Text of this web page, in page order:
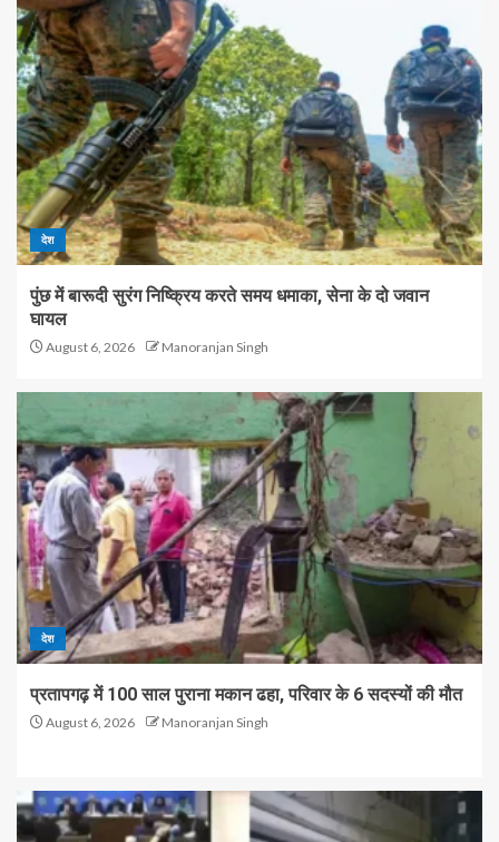
देश
पुंछ में बारूदी सुरंग निष्क्रिय करते समय धमाका, सेना के दो जवान
घायल
August 6, 2026 Manoranjan Singh
देश
प्रतापगढ़ में 100 साल पुराना मकान ढहा, परिवार के 6 सदस्यों की मौत
August 6, 2026 Manoranjan Singh